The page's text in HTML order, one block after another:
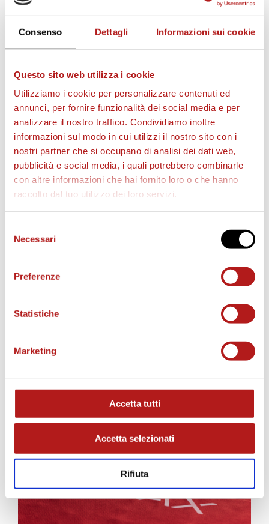
Consenso Dettagli Informazioni sui cookie
Questo sito web utilizza i cookie
Utilizziamo i cookie per personalizzare contenuti ed
annunci, per fornire funzionalità dei social media e per
analizzare il nostro traffico. Condividiamo inoltre
informazioni sul modo in cui utilizzi il nostro sito con i
nostri partner che si occupano di analisi dei dati web,
pubblicità e social media, i quali potrebbero combinarle
con altre informazioni che hai fornito loro o che hanno
raccolto dal tuo utilizzo dei loro servizi.
delNecessari
Preferenze
Statistiche
Marketing
Accetta tutti
Accetta selezionati
Rifiuta